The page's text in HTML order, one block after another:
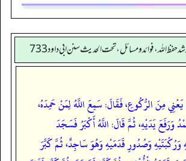
حفظ الله، فوائد و مسائل، تحت الحديث سنن ابي داود 733
مِنَ الرُّكُوعِ، فَقَالَ: سَمِعَ اللَّهُ لِمَنْ حَمِدَهُ،
وَرَفَعَ يَدَيْهِ، ثُمَّ قَالَ: اللَّهُ أَكْبَرُ فَسَجَدَ
وَصُدُورِ قَدَمَيْهِ وَهُوَ سَاجِدٌ، ثُمَّ كَبَّرَ